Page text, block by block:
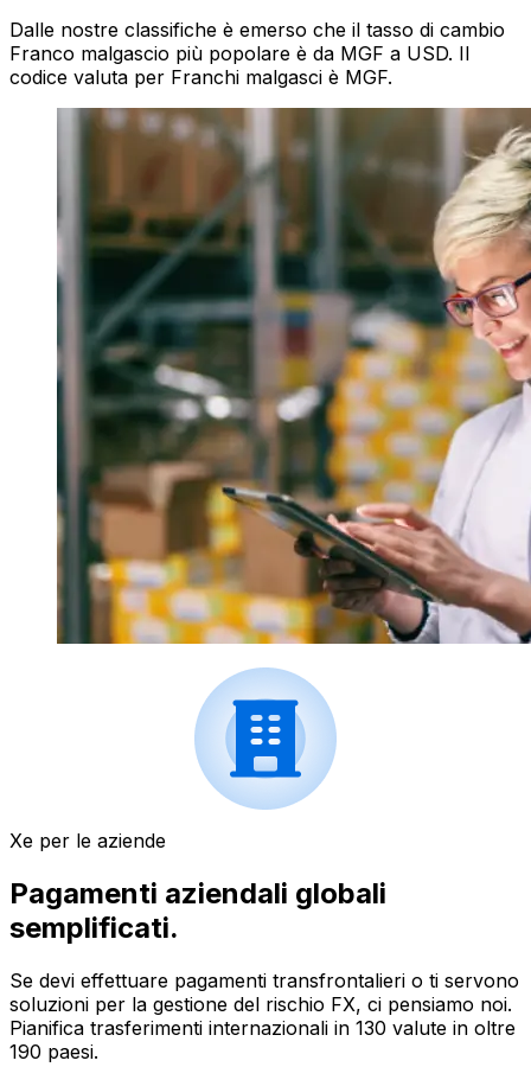
Dalle nostre classifiche è emerso che il tasso di cambio
Franco malgascio più popolare è da MGF a USD. Il
codice valuta per Franchi malgasci è MGF.
Xe per le aziende
Pagamenti aziendali globali
semplificati.
Se devi effettuare pagamenti transfrontalieri o ti servono
soluzioni per la gestione del rischio FX, ci pensiamo noi.
Pianifica trasferimenti internazionali in 130 valute in oltre
190 paesi.